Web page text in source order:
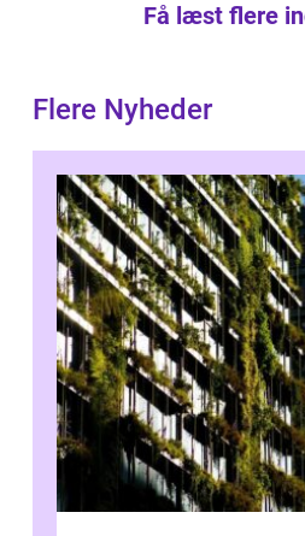
Få læst flere
Flere Nyheder